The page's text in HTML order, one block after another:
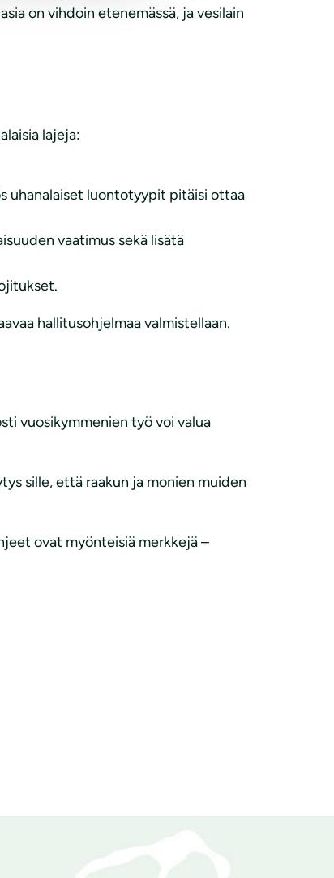
on vihdoin etenemässä, ja vesilain
lajeja:
uhanalaiset luontotyypit pitäisi ottaa
vaatimus sekä lisätä
hallitusohjelmaa valmistellaan.
vuosikymmenien työ voi valua
sille, että raakun ja monien muiden
ovat myönteisiä merkkejä –